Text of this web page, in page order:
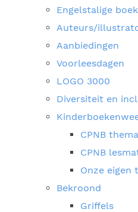
Engelstalige
Auteurs/
Aanbiedingen
Voorleesdagen
LOGO 3000
Diversiteit en
CPNB
CPNB
Onze eigen
Bekroond
Griffels